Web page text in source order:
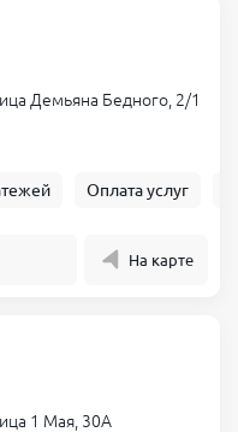
Демьяна Бедного, 2/1
Оплата услуг
На карте
1 Мая, 30А